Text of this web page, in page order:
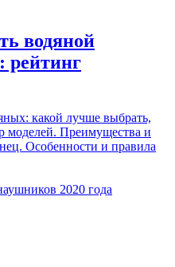
водяной
рейтинг
какой лучше выбрать,
моделей. Преимущества и
Особенности и правила